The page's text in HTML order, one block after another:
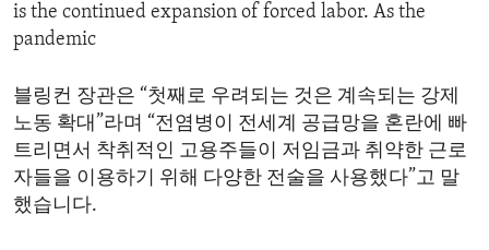
is the continued expansion of forced labor. As the
pandemic
블링컨 장관은 “첫째로 우려되는 것은 계속되는 강제
노동 확대”라며 “전염병이 전세계 공급망을 혼란에 빠
트리면서 착취적인 고용주들이 저임금과 취약한 근로
자들을 이용하기 위해 다양한 전술을 사용했다”고 말
했습니다.